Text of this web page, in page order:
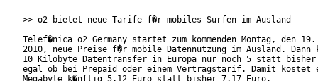
>> o2 bietet neue Tarife f�r mobiles Surfen im Ausland
Telef�nica o2 Germany startet zum kommenden Montag, den
2010, neue Preise f�r mobile Datennutzung im Ausland. Dann
10 Kilobyte Datentransfer in Europa nur noch 5 statt
egal ob bei Prepaid oder einem Vertragstarif. Damit kostet
Megabyte k�nftig 5,12 Euro statt bisher 7,17 Euro.